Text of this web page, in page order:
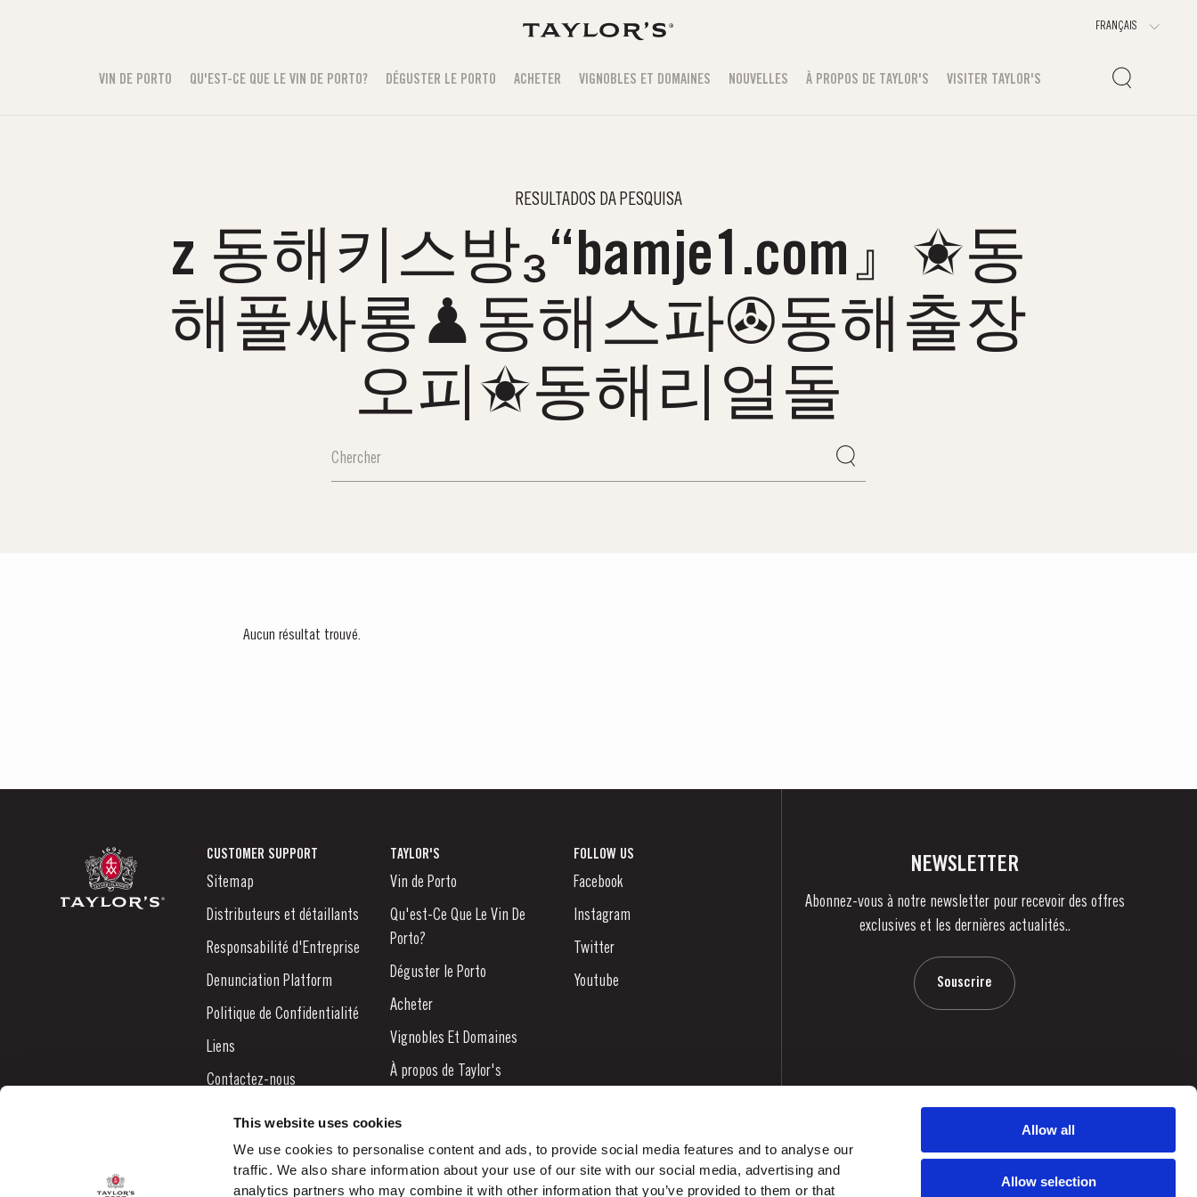
This website uses cookies
We use cookies to personalise content and ads, to provide social media features and to analyse our
traffic. We also share information about your use of our site with our social media, advertising and
analytics partners who may combine it with other information that you’ve provided to them or that
Allow all
Allow selection
VIN DE PORTO QU'EST-CE QUE LE VIN DE PORTO? DÉGUSTER LE PORTO ACHETER VIGNOBLES ET DOMAINES NOUVELLES À PROPOS DE TAYLOR'S VISITER TAYLOR'S
RESULTADOS DA PESQUISA
z 동해키스방₃“bamje1.com』✬동
해풀싸롱♟동해스파✇동해출장
오피✬동해리얼돌
Aucun résultat trouvé.
CUSTOMER SUPPORT
Sitemap
Distributeurs et détaillants
Responsabilité d'Entreprise
Denunciation Platform
Politique de Confidentialité
Liens
Contactez-nous
TAYLOR'S
Vin de Porto
Qu'est-Ce Que Le Vin De
Porto?
Déguster le Porto
Acheter
Vignobles Et Domaines
À propos de Taylor's
Contactez-nous
FOLLOW US
Facebook
Instagram
Twitter
Youtube
NEWSLETTER
Abonnez-vous à notre newsletter pour recevoir des offres
exclusives et les dernières actualités..
Souscrire